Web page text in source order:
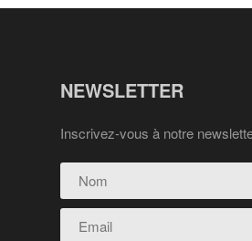
NEWSLETTER
Inscrivez-vous à notre